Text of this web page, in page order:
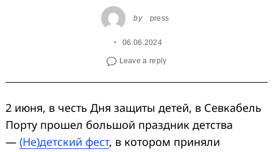
by press
06.06.2024
Leave a reply
2 июня, в честь Дня защиты детей, в Севкабель
Порту прошел большой праздник детства
— (Не)детский фест, в котором приняли